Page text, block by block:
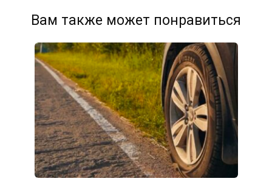
Вам также может понравиться